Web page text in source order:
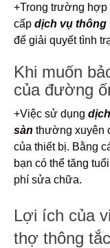
+Trong trường hợp
cấp dịch vụ thông
để giải quyết tình
Khi muốn
của đường
+Việc sử dụng
sàn thường xuyên
của thiết bị. Bằng
bạn có thể tăng
phí sửa chữa.
Lợi ích của
thợ thông